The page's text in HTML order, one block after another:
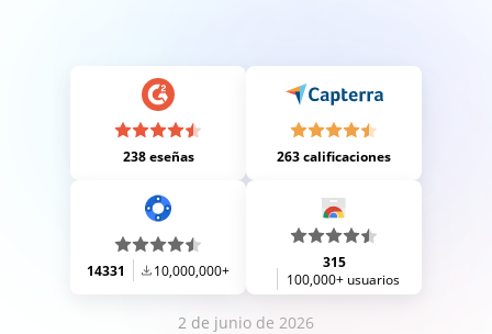
238 eseñas 263 calificaciones
14331 10,000,000+
315
100,000+ usuarios
2 de junio de 2026